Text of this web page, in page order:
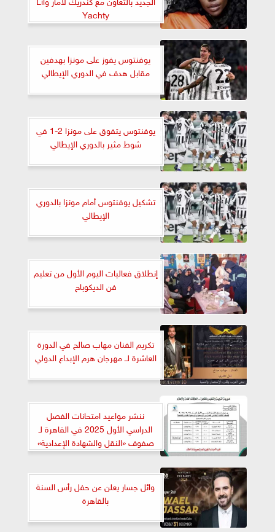
Yachty
يوفنتوس يفوز على مونزا بهدفين
مقابل هدف في الدوري الإيطالي
يوفنتوس يتفوق على مونزا 2-1 في
شوط مثير بالدوري الإيطالي
تشكيل يوفنتوس أمام مونزا بالدوري
الإيطالي
إنطلاق فعاليات اليوم الأول من تعليم
فن الديكوباح
تكريم الفنان مهاب صالح في الدورة
العاشرة لــ مهرجان هرم الإبداع الدولي
ننشر مواعيد امتحانات الفصل
الدراسي الأول 2025 في القاهرة لـ
صفوف «النقل والشهادة الإعدادية»
وائل جسار يعلن عن حفل رأس السنة
بالقاهرة